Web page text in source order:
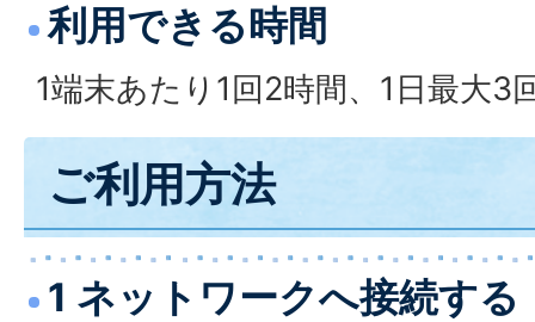
利用できる時間
1端末あたり1回2時間、1日最大3
ご利用方法
1 ネットワークへ接続する